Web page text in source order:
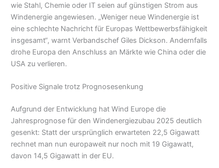
wie Stahl, Chemie oder IT seien auf günstigen Strom aus
Windenergie angewiesen. „Weniger neue Windenergie ist
eine schlechte Nachricht für Europas Wettbewerbsfähigkeit
insgesamt“, warnt Verbandschef Giles Dickson. Andernfalls
drohe Europa den Anschluss an Märkte wie China oder die
USA zu verlieren.
Positive Signale trotz Prognosesenkung
Aufgrund der Entwicklung hat Wind Europe die
Jahresprognose für den Windenergiezubau 2025 deutlich
gesenkt: Statt der ursprünglich erwarteten 22,5 Gigawatt
rechnet man nun europaweit nur noch mit 19 Gigawatt,
davon 14,5 Gigawatt in der EU.